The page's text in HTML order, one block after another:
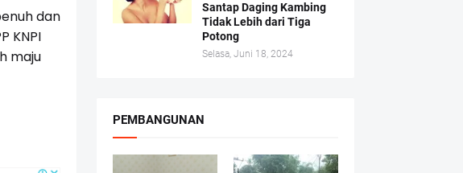
dan
KNPI
maju
Santap Daging Kambing
Tidak Lebih dari Tiga
Potong
Selasa, Juni 18, 2024
PEMBANGUNAN